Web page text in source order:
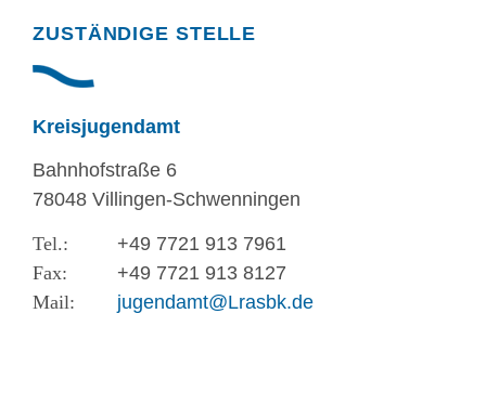
Randspalte
ZUSTÄNDIGE STELLE
Kreisjugendamt
Bahnhofstraße 6
78048 Villingen-Schwenningen
+49 7721 913 7961
+49 7721 913 8127
jugendamt@Lrasbk.de